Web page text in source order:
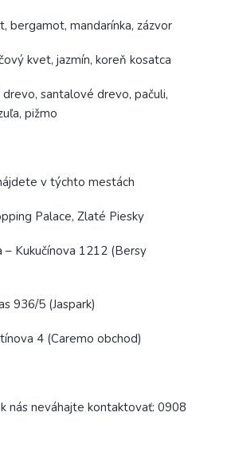
bergamot, mandarínka, zázvor
kvet, jazmín, koreň kosatca
santalové drevo, pačuli,
pižmo
v týchto mestách
Palace, Zlaté Piesky
– Kukučínova 1212 (Bersy
936/5 (Jaspark)
4 (Caremo obchod)
nás neváhajte kontaktovať: 0908